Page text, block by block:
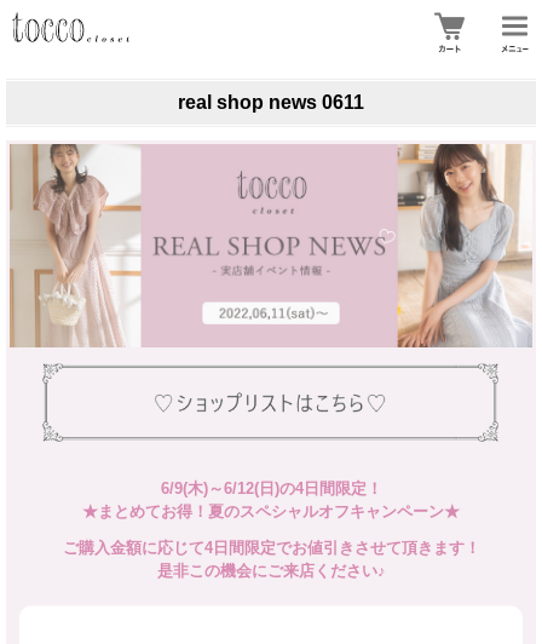
real shop news 0611
6/9(木)～6/12(日)の4日間限定！
★まとめてお得！夏のスペシャルオフキャンペーン★
ご購入金額に応じて4日間限定でお値引きさせて頂きます！
是非この機会にご来店ください♪